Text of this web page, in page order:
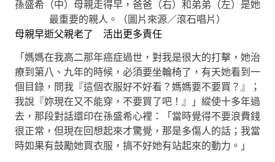
孫盛希（中）母親走得早，爸爸（右）和弟弟（左）是她
最重要的親人。（圖片來源／滾石唱片）
母親早逝父親老了 活出更多責任
「媽媽在我高二那年癌症過世，對我是很大的打擊，她治
療到第八、九年的時候，必須要坐輪椅了，有天她看到一
個目錄，問我『這個衣服好不好看？媽媽要不要買？』；
我說『妳現在又不能穿，不要買了吧！』」縱使十多年過
去，那段對話還印在孫盛希心裡：「當時覺得不要浪費錢
很正常，但現在回想起來才驚覺，那是多傷人的話；我當
時如果有鼓勵她買衣服，搞不好她有站起來的動力。」